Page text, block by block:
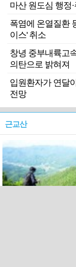
마산 원도심 행정
폭염에 온열질환
이스' 취소
창녕 중부내륙고
의탄으로 밝혀져
입원환자가 연달
전망
근교산